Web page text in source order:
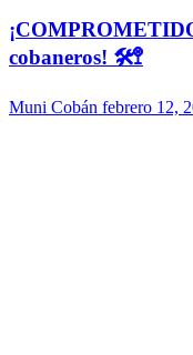
cobaneros! 🛠️🚏
Muni Cobán febrero 12,